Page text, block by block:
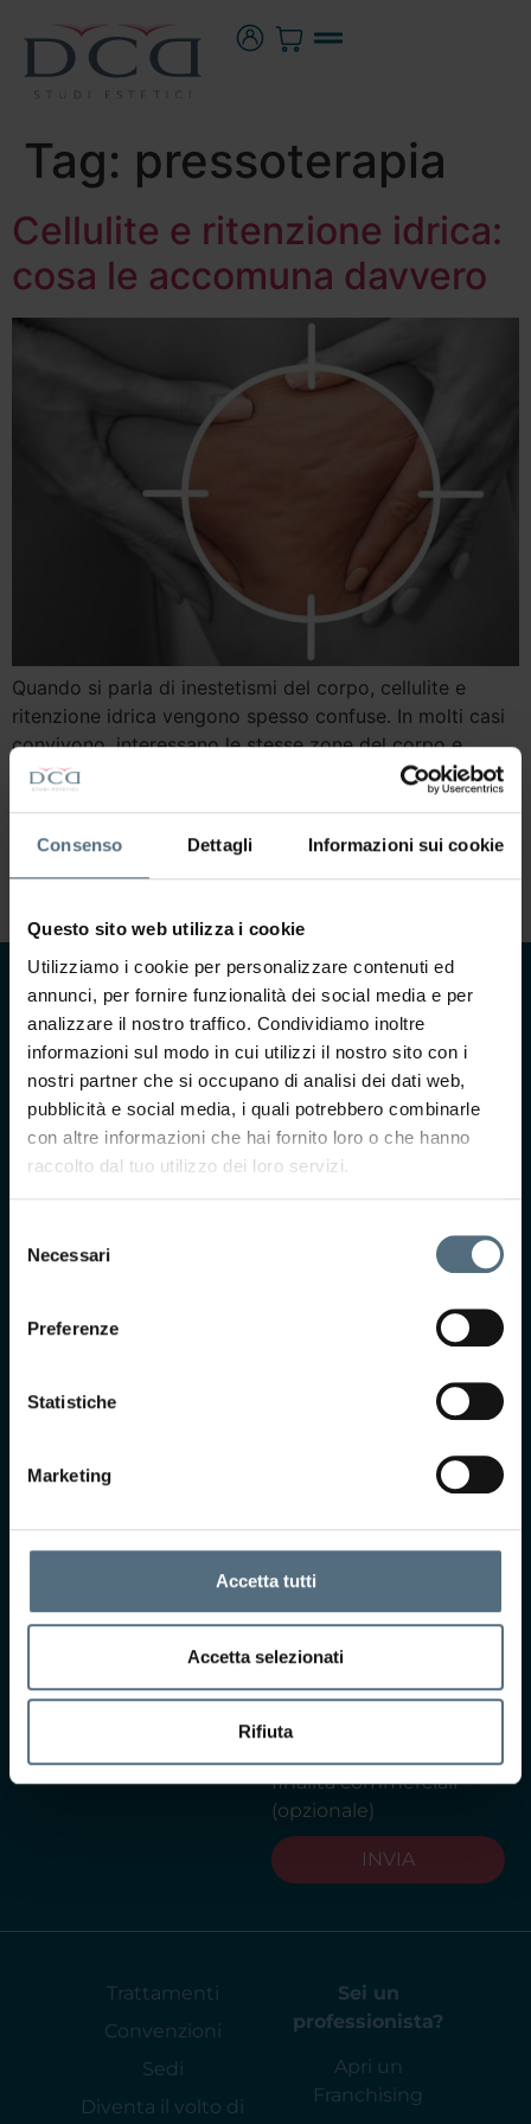
Consenso Dettagli Informazioni sui cookie
Questo sito web utilizza i cookie
Utilizziamo i cookie per personalizzare contenuti ed
annunci, per fornire funzionalità dei social media e per
analizzare il nostro traffico. Condividiamo inoltre
informazioni sul modo in cui utilizzi il nostro sito con i
nostri partner che si occupano di analisi dei dati web,
pubblicità e social media, i quali potrebbero combinarle
con altre informazioni che hai fornito loro o che hanno
raccolto dal tuo utilizzo dei loro servizi.
delNecessari
Preferenze
Statistiche
Marketing
Accetta tutti
Accetta selezionati
Rifiuta
Tag: pressoterapia
Cellulite e ritenzione idrica:
cosa le accomuna davvero
Quando si parla di inestetismi del corpo, cellulite e
ritenzione idrica vengono spesso confuse. In molti casi
convivono, interessano le stesse zone del corpo e
tendono a peggiorare con abitudini scorrette,
sedentarietà, squilibri ormonali o cattiva circolazione.
cellulite e ritenzione idrica è importante per scegliere il
[…]
CONTATTACI
Ti interessa saperne di
più?
Compila il form e il
nostro team ti
ricontatterà per
uno dei nostri centri.
Accetto Termini e
casella, acconsento i
sensi dell'art. 13 del
GDPRLeggi
l'informativa privacy
finalità commerciali
(opzionale)
INVIA
Trattamenti
Convenzioni
Sedi
Diventa il volto di
Sei un
professionista?
Apri un
Franchising